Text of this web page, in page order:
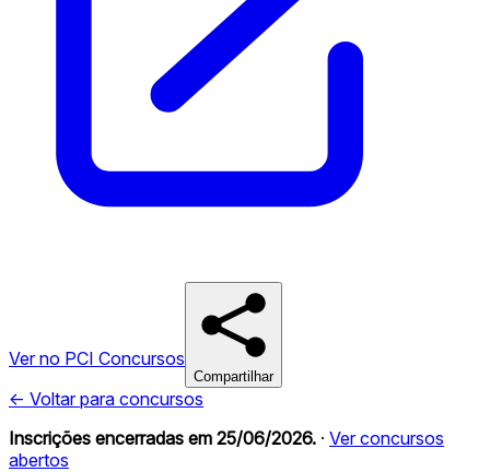
Ver no PCI Concursos
Compartilhar
← Voltar para concursos
Inscrições encerradas em 25/06/2026. · Ver concursos
abertos